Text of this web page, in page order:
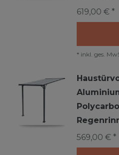
619,00 € *
* inkl. ges.
569,00 € *